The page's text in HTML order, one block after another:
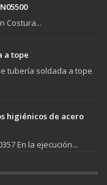
Costura...
a tope
tubería soldada a tope
higiénicos de acero
En la ejecución...